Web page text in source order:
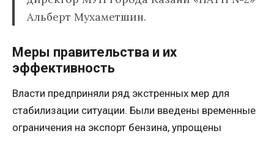
Альберт Мухаметшин.
Меры правительства и их
эффективность
Власти предприняли ряд экстренных мер для
стабилизации ситуации. Были введены временные
ограничения на экспорт бензина, упрощены